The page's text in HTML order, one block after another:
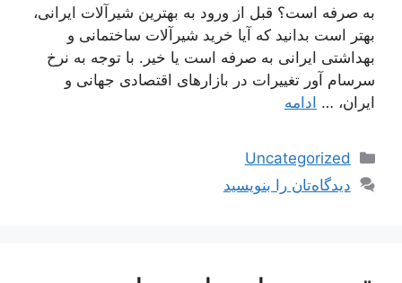
به صرفه است؟ قبل از ورود به بهترین شیرآلات ایرانی،
بهتر است بدانید که آیا خرید شیرآلات ساختمانی و
بهداشتی ایرانی به صرفه است یا خیر. با توجه به نرخ
سرسام آور تغییرات در بازارهای اقتصادی جهانی و
ایران، … ادامه
دسته‌ها
Uncategorized
دیدگاه‌تان را بنویسید